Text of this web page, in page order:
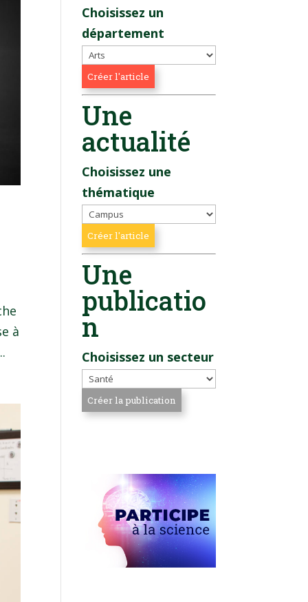
à
Choisissez un
département
Une
actualité
Choisissez une
thématique
Une
publicatio
n
Choisissez un secteur